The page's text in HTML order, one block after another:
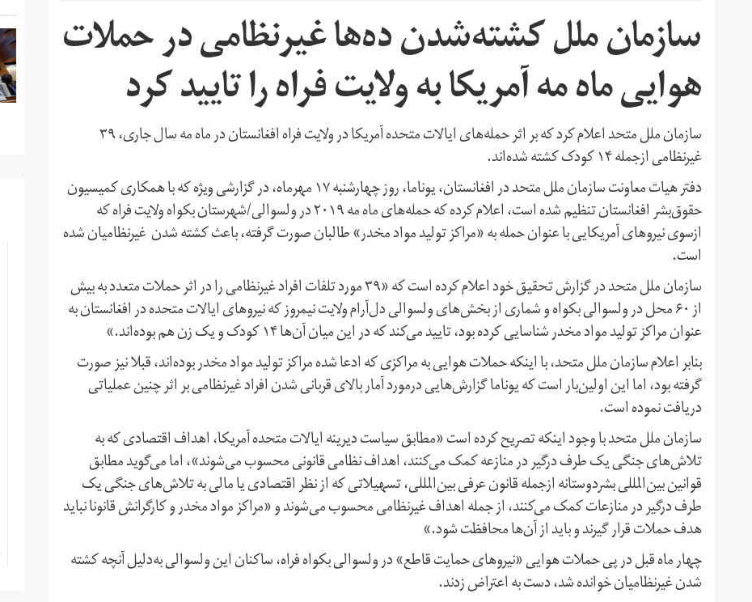
سازمان ملل کشته‌شدن ده‌ها غیرنظامی در حملات
هوایی ماه مه آمریکا به ولایت فراه را تایید کرد
سازمان ملل متحد اعلام کرد که بر اثر حمله‌های ایالات متحده آمریکا در ولایت فراه افغانستان در ماه مه سال جاری، ۳۹
غیرنظامی ازجمله ۱۴ کودک کشته شده‌اند.
دفتر هیات معاونت سازمان ملل متحد در افغانستان، یوناما، روز چهارشنبه ۱۷ مهرماه، در گزارشی ویژه که با همکاری کمیسیون
حقوق‌بشر افغانستان تنظیم شده است، اعلام کرده که حمله‌های ماه مه ۲۰۱۹ در ولسوالی/شهرستان بکواه ولایت فراه که
ازسوی نیروهای آمریکایی با عنوان حمله به «مراکز تولید مواد مخدر» طالبان صورت گرفته، باعث کشته شدن غیرنظامیان شده
است.
سازمان ملل متحد در گزارش تحقیق خود اعلام کرده است که «۳۹ مورد تلفات افراد غیرنظامی را در اثر حملات متعدد به بیش
از ۶۰ محل در ولسوالی بکواه و شماری از بخش‌های ولسوالی دل‌آرام ولایت نیمروز که نیروهای ایالات متحده در افغانستان به
عنوان مراکز تولید مواد مخدر شناسایی کرده بود، تایید می‌کند که در این میان آن‌ها ۱۴ کودک و یک زن هم بوده‌اند.»
بنابر اعلام سازمان ملل متحد، با اینکه حملات هوایی به مراکزی که ادعا شده مراکز تولید مواد مخدر بوده‌اند، قبلا نیز صورت
گرفته بود، اما این اولین‌بار است که یوناما گزارش‌هایی درمورد آمار بالای قربانی‌ شدن افراد غیرنظامی بر اثر چنین عملیاتی
دریافت نموده است.
سازمان ملل متحد با وجود اینکه تصریح کرده است «مطابق سیاست دیرینه ایالات متحده آمریکا، اهداف اقتصادی كه به
تلاش‌های جنگی یک طرف درگیر در منازعه کمک می‌كنند، اهداف نظامی قانونی محسوب می‌شوند»، اما می‌گوید مطابق
قوانین بین‌المللی بشردوستانه ازجمله قانون عرفی بین‌المللی، تسهیلاتی که از نظر اقتصادی یا مالی به تلاش‌های جنگی یک
طرف درگیر در منازعات کمک می‌کنند، از جمله اهداف غیرنظامی محسوب می‌شوند و «مراکز مواد مخدر و کارگرانش قانونا نباید
هدف حملات قرار گیرند و باید از آن‌ها محافظت شود.»
چهار ماه قبل در پی حملات هوایی «نیروهای حمایت قاطع» در ولسوالی بکواه فراه، ساکنان این ولسوالی به‌دلیل آنچه کشته
شدن غیرنظامیان خوانده شد، دست به اعتراض زدند.